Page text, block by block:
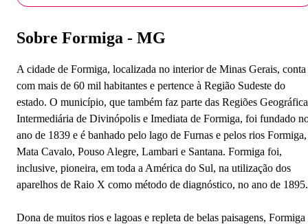
Sobre Formiga - MG
A cidade de Formiga, localizada no interior de Minas Gerais, conta
com mais de 60 mil habitantes e pertence à Região Sudeste do
estado. O município, que também faz parte das Regiões
Intermediária de Divinópolis e Imediata de Formiga, foi fundado
ano de 1839 e é banhado pelo lago de Furnas e pelos rios Formiga,
Mata Cavalo, Pouso Alegre, Lambari e Santana. Formiga foi,
inclusive, pioneira, em toda a América do Sul, na utilização dos
aparelhos de Raio X como método de diagnóstico, no ano de 1895.
Dona de muitos rios e lagoas e repleta de belas paisagens, Formiga